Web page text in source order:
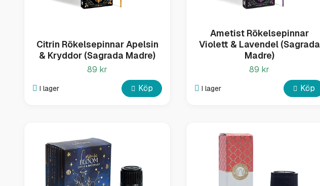
Citrin Rökelsepinnar Apelsin
& Kryddor (Sagrada Madre)
89 kr
I lager Köp
Ametist Rökelsepinnar
Violett & Lavendel (Sagrada
Madre)
89 kr
I lager Köp